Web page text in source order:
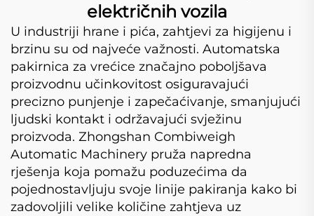
električnih vozila
U industriji hrane i pića, zahtjevi za higijenu i
brzinu su od najveće važnosti. Automatska
pakirnica za vrećice značajno poboljšava
proizvodnu učinkovitost osiguravajući
precizno punjenje i zapečaćivanje, smanjujući
ljudski kontakt i održavajući svježinu
proizvoda. Zhongshan Combiweigh
Automatic Machinery pruža napredna
rješenja koja pomažu poduzećima da
pojednostavljuju svoje linije pakiranja kako bi
zadovoljili velike količine zahtjeva uz